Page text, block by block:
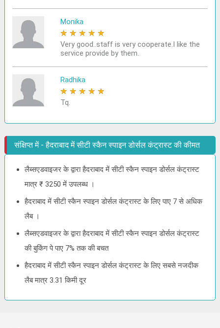
Monika
★ ★ ★ ★ ★
Very good..staff is very cooperate.I like the
service provide by them.
Radhika
★ ★ ★ ★ ★
Tq.
संक्षिप्त में - हैदराबाद में सीटी स्कैन स्पाइन डोर्सल कंट्रास्ट की कीमत
लैब्सएडवाइजर के द्वारा हैदराबाद में सीटी स्कैन स्पाइन डोर्सल कंट्रास्ट
मात्र ₹ 3250 में उपलब्ध ।
हैदराबाद में सीटी स्कैन स्पाइन डोर्सल कंट्रास्ट के लिए पाए 7 से अधिक
लैब ।
लैब्सएडवाइजर के द्वारा हैदराबाद में सीटी स्कैन स्पाइन डोर्सल कंट्रास्ट
की बुकिंग पे पाए 7% तक की बचत
हैदराबाद में सीटी स्कैन स्पाइन डोर्सल कंट्रास्ट के लिए सबसे नजदीक
लैब मात्र 3.31 किमी दूर